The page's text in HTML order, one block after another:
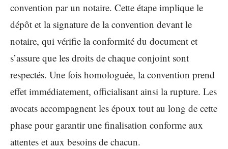
convention par un notaire. Cette étape implique le
dépôt et la signature de la convention devant le
notaire, qui vérifie la conformité du document et
s’assure que les droits de chaque conjoint sont
respectés. Une fois homologuée, la convention prend
effet immédiatement, officialisant ainsi la rupture. Les
avocats accompagnent les époux tout au long de cette
phase pour garantir une finalisation conforme aux
attentes et aux besoins de chacun.